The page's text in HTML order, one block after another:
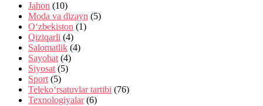
Jahon (10)
Moda va dizayn (5)
O‘zbekiston (1)
Qiziqarli (4)
Salomatlik (4)
Sayohat(4)
Siyosat(5)
Sport(5)
Teleko‘rsatuvlar tartibi (76)
Texnologiyalar(6)